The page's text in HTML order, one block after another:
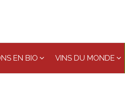
EN BIO VINS DU MONDE